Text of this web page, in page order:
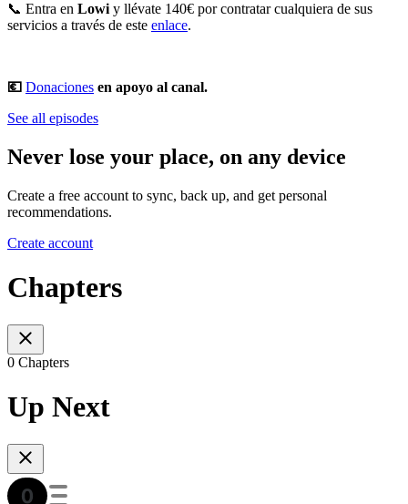
📞 Entra en Lowi y llévate 140€ por contratar cualquiera de sus
servicios a través de este ⁠⁠⁠⁠⁠⁠⁠⁠⁠⁠⁠⁠⁠⁠⁠⁠⁠⁠⁠enlace⁠⁠⁠⁠⁠⁠⁠⁠⁠⁠⁠⁠⁠⁠⁠⁠⁠⁠⁠.
💶 ⁠⁠⁠⁠⁠⁠⁠⁠⁠⁠⁠⁠⁠⁠⁠⁠⁠⁠⁠⁠⁠⁠Donaciones⁠⁠⁠⁠⁠⁠⁠⁠⁠⁠⁠⁠⁠⁠⁠⁠⁠⁠⁠⁠⁠⁠ en apoyo al canal.
See all episodes
Never lose your place, on any device
Create a free account to sync, back up, and get personal
recommendations.
Create account
Chapters
0 Chapters
Up Next